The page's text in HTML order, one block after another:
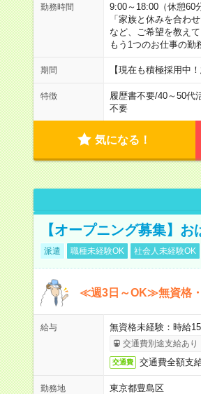
勤務時間
9:00～18:00（休憩60
「家族と休みを合わ
など、ご希望を教え
もう1つのお仕事の勤
期間 【現在も積極採用中
特徴 履歴書不要/40～50代
不要
気になる！
【オープニング募集】
派遣 職種未経験OK 社会人未経験OK
≪週3日～OK≫無資格・
給与 無資格未経験：時給
交通費別途支給あり
交通費 交通費全額支
勤務地
東京都豊島区